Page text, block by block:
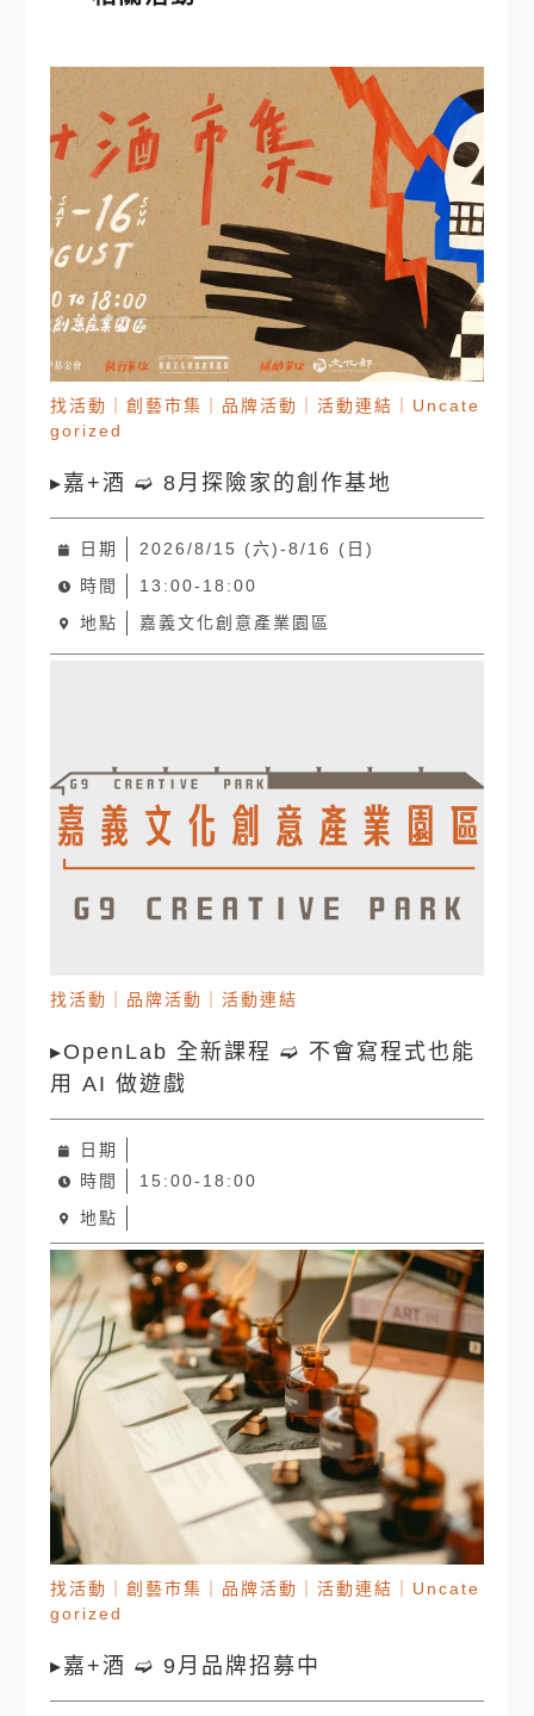
找活動 ｜創藝市集 品牌活動 ｜活動連結
Uncate
gorized
▸嘉+酒 ➫ 8月探險家的創作基地
日期
2026/8/15 (六)-8/16 (日)
時間
13:00-18:00
地點
嘉義文化創意產業園區
找活動 品牌活動 ｜活動連結
▸OpenLab 全新課程 ➫ 不會寫程式也能
用 AI 做遊戲
日期
時間
15:00-18:00
地點
找活動 ｜創藝市集 品牌活動 ｜活動連結
Uncate
gorized
▸嘉+酒 ➫ 9月品牌招募中